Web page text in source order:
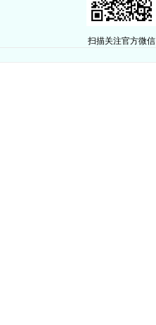
扫描关注官方微信